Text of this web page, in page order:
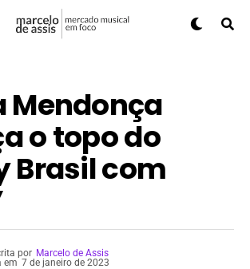
Mendonça
o topo do
Brasil com
por Marcelo de Assis
em 7 de janeiro de 2023